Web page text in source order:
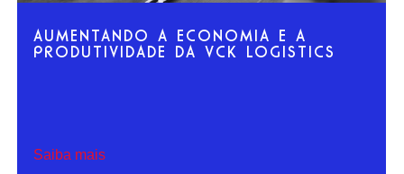
AUTOMATIZAÇÃO E OTIMIZAÇÃO DAS
OPERAÇÕES DE ENCHIMENTO DE
Saiba mais